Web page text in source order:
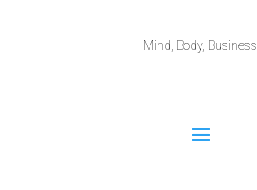
Mind, Body, Business